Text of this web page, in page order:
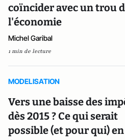
coïncider avec un trou
l'économie
Michel Garibal
1 min de lecture
MODELISATION
Vers une baisse des
dès 2015 ? Ce qui serait
possible (et pour qui) en